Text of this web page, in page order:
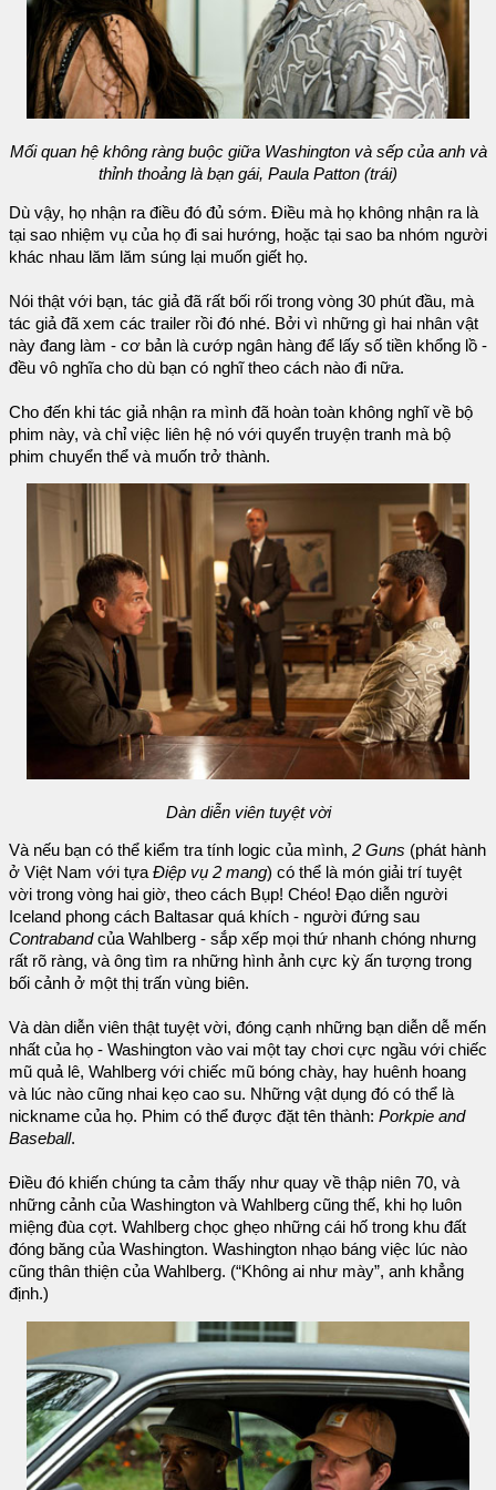
Mối quan hệ không ràng buộc giữa Washington và sếp của anh và
thỉnh thoảng là bạn gái, Paula Patton (trái)
Dù vậy, họ nhận ra điều đó đủ sớm. Điều mà họ không nhận ra là
tại sao nhiệm vụ của họ đi sai hướng, hoặc tại sao ba nhóm người
khác nhau lăm lăm súng lại muốn giết họ.
Nói thật với bạn, tác giả đã rất bối rối trong vòng 30 phút đầu, mà
tác giả đã xem các trailer rồi đó nhé. Bởi vì những gì hai nhân vật
này đang làm - cơ bản là cướp ngân hàng để lấy số tiền khổng lồ -
đều vô nghĩa cho dù bạn có nghĩ theo cách nào đi nữa.
Cho đến khi tác giả nhận ra mình đã hoàn toàn không nghĩ về bộ
phim này, và chỉ việc liên hệ nó với quyển truyện tranh mà bộ
phim chuyển thể và muốn trở thành.
Dàn diễn viên tuyệt vời
Và nếu bạn có thể kiểm tra tính logic của mình, 2 Guns (phát hành
ở Việt Nam với tựaĐiệp vụ 2 mang) có thể là món giải trí tuyệt
vời trong vòng hai giờ, theo cách Bụp! Chéo! Đạo diễn người
Iceland phong cách Baltasar quá khích - người đứng sau
Contrabandcủa Wahlberg - sắp xếp mọi thứ nhanh chóng nhưng
rất rõ ràng, và ông tìm ra những hình ảnh cực kỳ ấn tượng trong
bối cảnh ở một thị trấn vùng biên.
Và dàn diễn viên thật tuyệt vời, đóng cạnh những bạn diễn dễ mến
nhất của họ - Washington vào vai một tay chơi cực ngầu với chiếc
mũ quả lê, Wahlberg với chiếc mũ bóng chày, hay huênh hoang
và lúc nào cũng nhai kẹo cao su. Những vật dụng đó có thể là
nickname của họ. Phim có thể được đặt tên thành: Porkpie and
Baseball.
Điều đó khiến chúng ta cảm thấy như quay về thập niên 70, và
những cảnh của Washington và Wahlberg cũng thế, khi họ luôn
miệng đùa cợt. Wahlberg chọc ghẹo những cái hố trong khu đất
đóng băng của Washington. Washington nhạo báng việc lúc nào
cũng thân thiện của Wahlberg. (“Không ai như mày”, anh khẳng
định.)